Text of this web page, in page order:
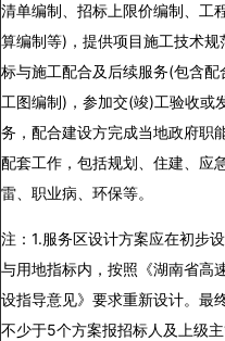
清单编制、招标上限价编制、工
算编制等)，提供项目施工技术规
标与施工配合及后续服务(包含配
工图编制)，参加交(竣)工验收或
务，配合建设方完成当地政府职
配套工作，包括规划、住建、应
雷、职业病、环保等。
注：1.服务区设计方案应在初步
与用地指标内，按照《湖南省高
设指导意见》要求重新设计。最
不少于5个方案报招标人及上级